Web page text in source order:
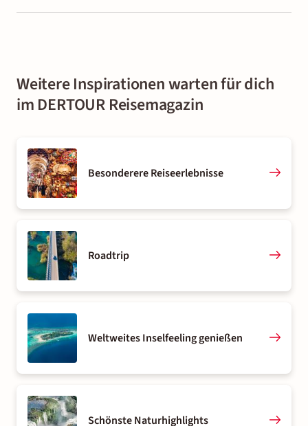
Weitere Inspirationen warten für dich
im DERTOUR Reisemagazin
Besonderere Reiseerlebnisse
Roadtrip
Weltweites Inselfeeling genießen
Schönste Naturhighlights